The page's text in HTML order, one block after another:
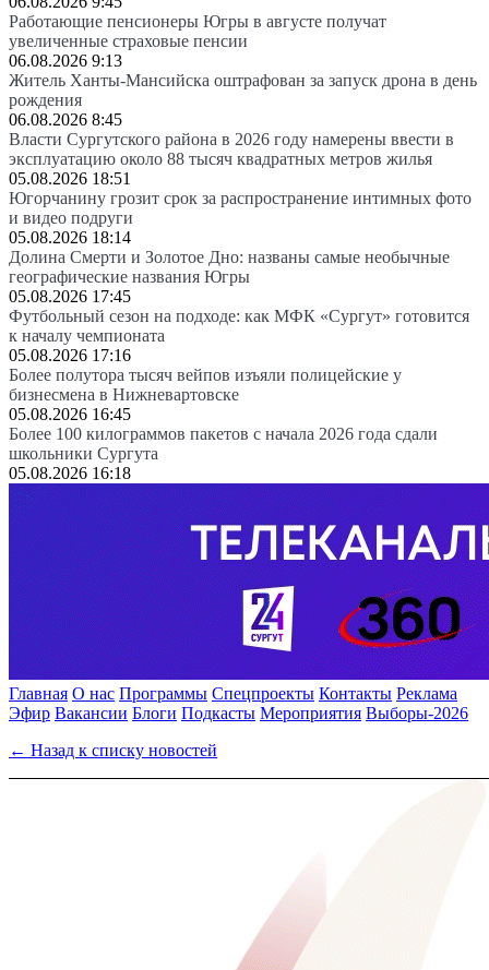
Работающие пенсионеры Югры в августе получат
увеличенные страховые пенсии
06.08.2026 9:13
Житель Ханты-Мансийска оштрафован за запуск дрона в день
рождения
06.08.2026 8:45
Власти Сургутского района в 2026 году намерены ввести в
эксплуатацию около 88 тысяч квадратных метров жилья
05.08.2026 18:51
Югорчанину грозит срок за распространение интимных фото
и видео подруги
05.08.2026 18:14
Долина Смерти и Золотое Дно: названы самые необычные
географические названия Югры
05.08.2026 17:45
Футбольный сезон на подходе: как МФК «Сургут» готовится
к началу чемпионата
05.08.2026 17:16
Более полутора тысяч вейпов изъяли полицейские у
бизнесмена в Нижневартовске
05.08.2026 16:45
Более 100 килограммов пакетов с начала 2026 года сдали
школьники Сургута
05.08.2026 16:18
Главная О нас Программы Спецпроекты Контакты Реклама
Эфир Вакансии Блоги Подкасты Мероприятия Выборы-2026
← Назад к списку новостей